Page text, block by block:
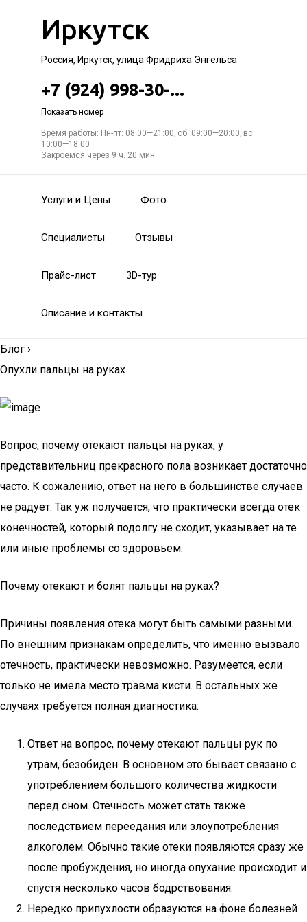
Иркутск
Россия, Иркутск, улица Фридриха Энгельса
+7 (924) 998-30-...
Показать номер
Время работы: Пн-пт: 08:00—21:00; сб: 09:00—20:00; вс:
10:00—18:00
Закроемся через 9 ч. 20 мин.
Услуги и Цены Фото
Специалисты Отзывы
Прайс-лист 3D-тур
Описание и контакты
Блог ›
Опухли пальцы на руках
Вопрос, почему отекают пальцы на руках, у
представительниц прекрасного пола возникает достаточно
часто. К сожалению, ответ на него в большинстве случаев
не радует. Так уж получается, что практически всегда отек
конечностей, который подолгу не сходит, указывает на те
или иные проблемы со здоровьем.
Почему отекают и болят пальцы на руках?
Причины появления отека могут быть самыми разными.
По внешним признакам определить, что именно вызвало
отечность, практически невозможно. Разумеется, если
только не имела место травма кисти. В остальных же
случаях требуется полная диагностика:
Ответ на вопрос, почему отекают пальцы рук по
утрам, безобиден. В основном это бывает связано с
употреблением большого количества жидкости
перед сном. Отечность может стать также
последствием переедания или злоупотребления
алкоголем. Обычно такие отеки появляются сразу же
после пробуждения, но иногда опухание происходит и
спустя несколько часов бодрствования.
Нередко припухлости образуются на фоне болезней